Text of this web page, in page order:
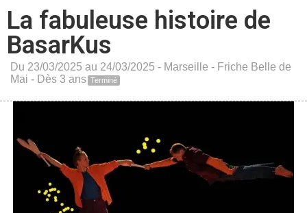
La fabuleuse histoire de
BasarKus
Du 23/03/2025 au 24/03/2025 - Marseille - Friche Belle de
Mai - Dès 3 ans Terminé